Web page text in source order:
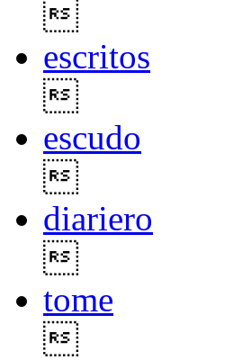
escritos
escudo
diariero
tome